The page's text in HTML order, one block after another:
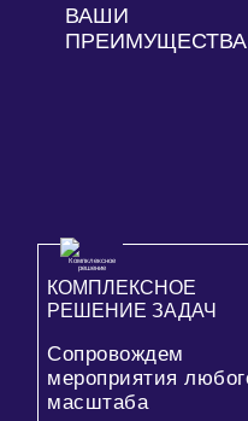
ВАШИ
ПРЕИМУЩЕСТВА
КОМПЛЕКСНОЕ
РЕШЕНИЕ ЗАДАЧ
Сопровождем
мероприятия
масштаба